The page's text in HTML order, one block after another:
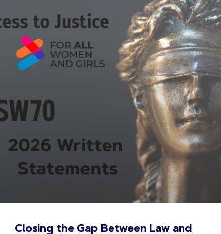
Closing the Gap Between Law and